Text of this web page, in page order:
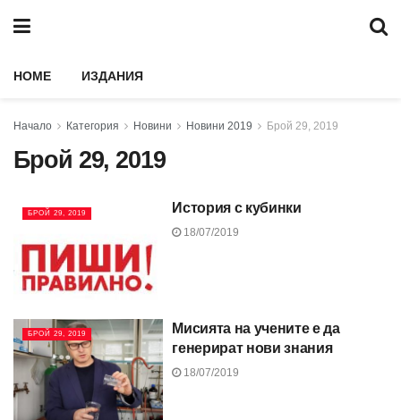
HOME ИЗДАНИЯ
Начало Категория Новини Новини 2019 Брой 29, 2019
Брой 29, 2019
БРОЙ 29, 2019 История с кубинки
18/07/2019
БРОЙ 29, 2019
Мисията на учените е да
генерират нови знания
18/07/2019